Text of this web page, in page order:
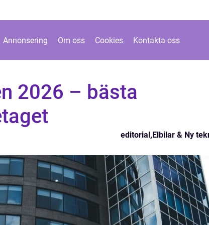
Annonsering Om oss Cookies Kontakta oss
2026 – bästa
editorial,Elbilar & Ny